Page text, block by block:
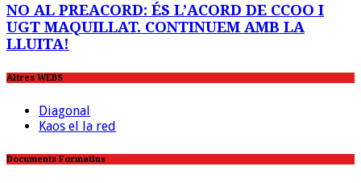
NO AL PREACORD: ÉS L’ACORD DE CCOO I
UGT MAQUILLAT. CONTINUEM AMB LA
LLUITA!
Altres WEBS
Diagonal
Kaos el la red
Documents Formatius